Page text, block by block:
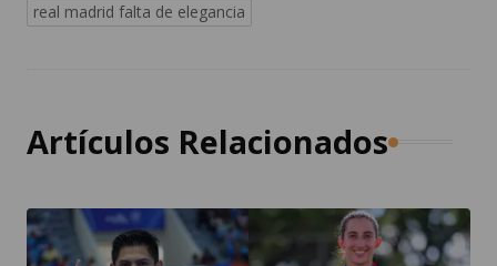
real madrid falta de elegancia
Artículos Relacionados